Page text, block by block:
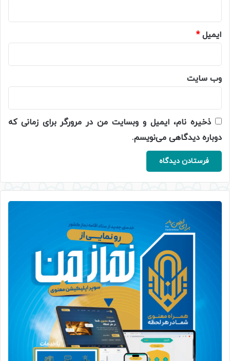
ایمیل*
وب‌ سایت
ذخیره نام، ایمیل و وبسایت من در مرورگر برای زمانی که
دوباره دیدگاهی می‌نویسم.